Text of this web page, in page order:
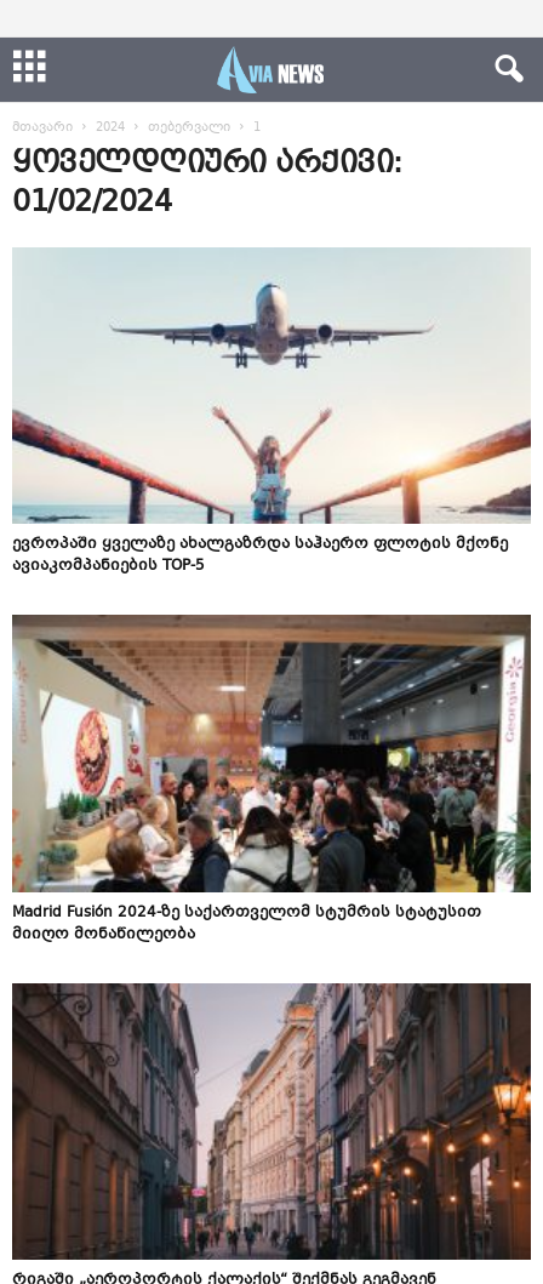
მთავარი 2024 თებერვალი 1
ყოველდღიური არქივი:
01/02/2024
ევროპაში ყველაზე ახალგაზრდა საჰაერო ფლოტის მქონე
ავიაკომპანიების TOP-5
Madrid Fusión 2024-ზე საქართველომ სტუმრის სტატუსით
მიიღო მონაწილეობა